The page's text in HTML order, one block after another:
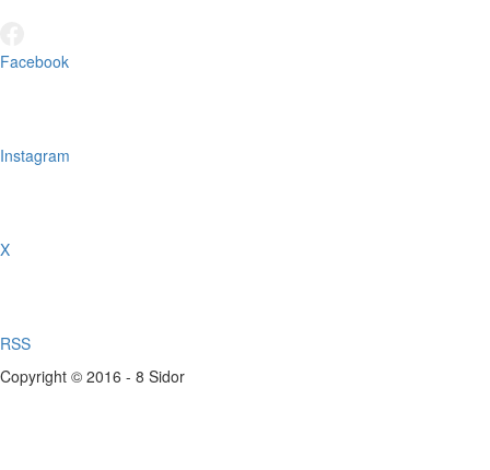
Facebook
Instagram
X
RSS
Copyright © 2016 - 8 Sidor